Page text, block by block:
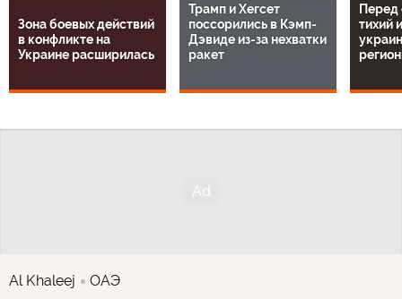
Зона боевых действий
в конфликте на
Украине расширилась
Трамп и Хегсет
поссорились в Кэмп-
Дэвиде из-за нехватки
ракет
Перед
тихий
Al Khaleej ОАЭ